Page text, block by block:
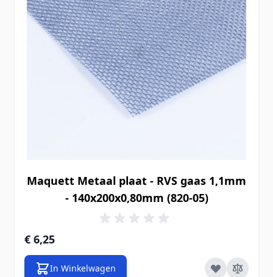
Maquett Metaal plaat - RVS gaas 1,1mm
- 140x200x0,80mm (820-05)
€ 6,25
In Winkelwagen